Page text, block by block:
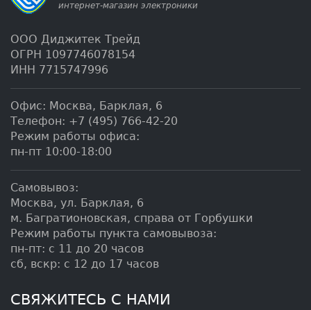
ООО Диджитек Трейд
ОГРН 1097746078154
ИНН 7715747996
Офис: Москва, Барклая, 6
Телефон: +7 (495) 766-42-20
Режим работы офиса:
пн-пт 10:00-18:00
Самовывоз:
Москва, ул. Барклая, 6
м. Багратионовская, справа от Горбушки
Режим работы пункта самовывоза:
пн-пт: с 11 до 20 часов
сб, вскр: с 12 до 17 часов
СВЯЖИТЕСЬ С НАМИ